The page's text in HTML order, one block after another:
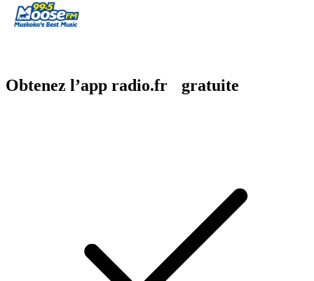
Obtenez l’app radio.fr gratuite